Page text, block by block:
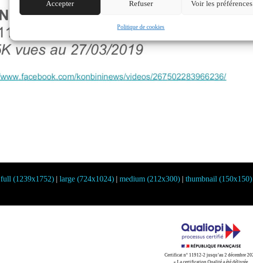
Accepter Refuser Voir les préférences
Politique de cookies
full (1239x1752)| large (724x1024)| medium (212x300)| thumbnail (150x150)
Certificat n° 11912-2 jusqu’au 2 décembre
« La certification Qualité a été délivrée